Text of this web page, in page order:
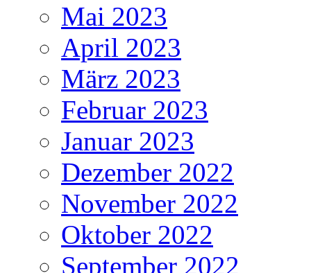
Mai 2023
April 2023
März 2023
Februar 2023
Januar 2023
Dezember 2022
November 2022
Oktober 2022
September 2022